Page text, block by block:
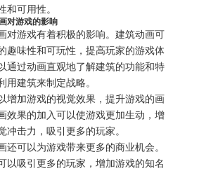
和可用性。
对游戏的影响
对游戏有着积极的影响。建筑动画可
趣味性和可玩性，提高玩家的游戏体
通过动画直观地了解建筑的功能和特
用建筑来制定战略。
增加游戏的视觉效果，提升游戏的画
效果的加入可以使游戏更加生动，增
冲击力，吸引更多的玩家。
还可以为游戏带来更多的商业机会。
以吸引更多的玩家，增加游戏的知名